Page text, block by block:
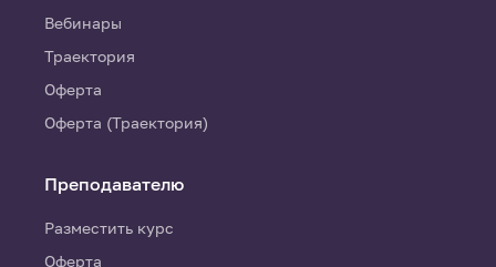
Вебинары
Траектория
Оферта
Оферта (Траектория)
Преподавателю
Разместить курс
Оферта